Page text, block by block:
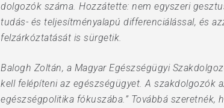
dolgozók száma. Hozzátette: nem egyszeri
tudás- és teljesítményalapú differenciálással, és
felzárkóztatását is sürgetik.
Balogh Zoltán, a Magyar Egészségügyi
kell felépíteni az egészségügyet. A szakdolgozók
egészségpolitika fókuszába.” Továbbá